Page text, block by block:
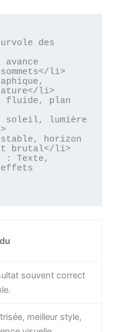
li>
li>
brutal</li>
effets
souvent correct
meilleur style,